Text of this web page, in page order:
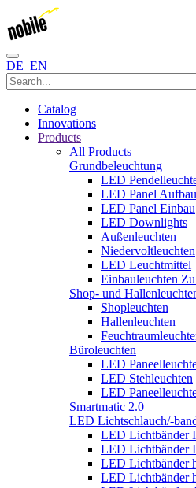
DE EN
Catalog
Innovations
Products
All Products
Grundbeleuchtung
LED
LED Panel Aufbau
LED Panel Einbau
LED Downlights
Außenleuchten
Niedervoltleuchten
LED Leuchtmittel
Einbauleuchten
Shop- und
Shopleuchten
Hallenleuchten
Büroleuchten
LED
LED Stehleuchten
LED
Smartmatic 2.0
LED Lichtschlauch/-
LED Lichtbänder
LED Lichtbänder
LED Lichtbänder
LED Lichtbänder